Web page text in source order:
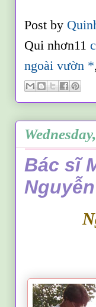
Post by
Qui nhơn11
ngoài vườn *
Bác sĩ